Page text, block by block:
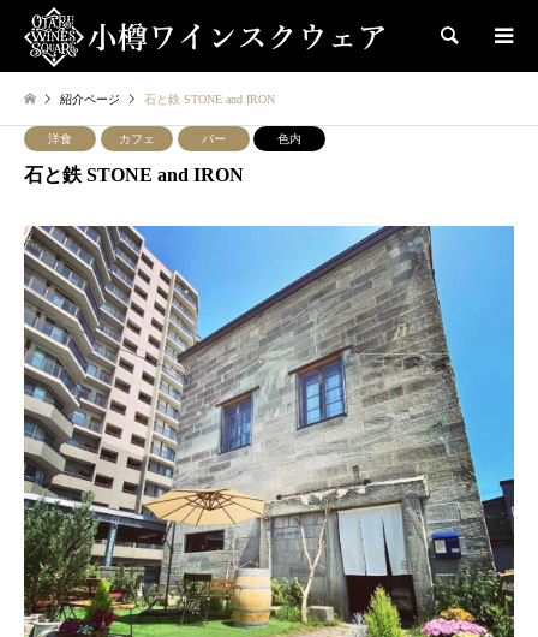
検索
紹介ページ 石と鉄 STONE and IRON
洋食 カフェ バー 色内
石と鉄 STONE and IRON